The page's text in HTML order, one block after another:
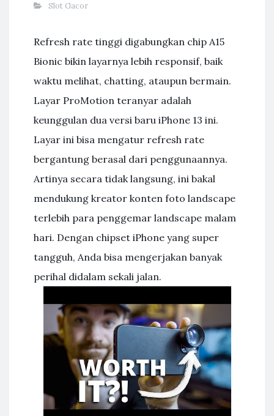
Slot Gacor
Refresh rate tinggi digabungkan chip A15
Bionic bikin layarnya lebih responsif, baik
waktu melihat, chatting, ataupun bermain.
Layar ProMotion teranyar adalah
keunggulan dua versi baru iPhone 13 ini.
Layar ini bisa mengatur refresh rate
bergantung berasal dari penggunaannya.
Artinya secara tidak langsung, ini bakal
mendukung kreator konten foto landscape
terlebih para penggemar landscape malam
hari. Dengan chipset iPhone yang super
tangguh, Anda bisa mengerjakan banyak
perihal didalam sekali jalan.